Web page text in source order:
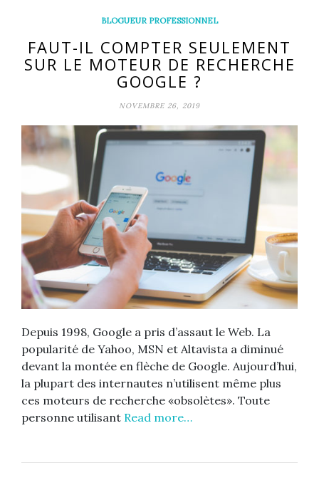
BLOGUEUR PROFESSIONNEL
FAUT-IL COMPTER SEULEMENT
SUR LE MOTEUR DE RECHERCHE
GOOGLE ?
NOVEMBRE 26, 2019
Depuis 1998, Google a pris d’assaut le Web. La
popularité de Yahoo, MSN et Altavista a diminué
devant la montée en flèche de Google. Aujourd’hui,
la plupart des internautes n’utilisent même plus
ces moteurs de recherche «obsolètes». Toute
personne utilisant Read more…